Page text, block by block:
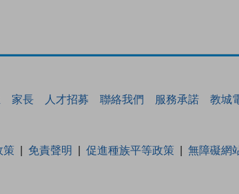
家長 人才招募 聯絡我們 服務承諾 教城
策 免責聲明 促進種族平等政策 無障礙網